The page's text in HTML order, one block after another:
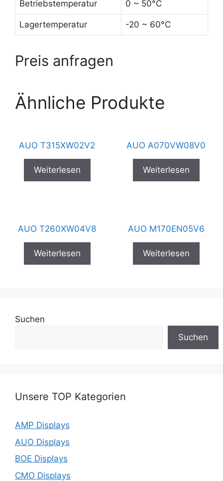
Betriebstemperatur 0 ~ 50°C
Lagertemperatur -20 ~ 60°C
Preis anfragen
Ähnliche Produkte
AUO T315XW02V2
Weiterlesen
AUO A070VW08V0
Weiterlesen
AUO T260XW04V8
Weiterlesen
AUO M170EN05V6
Weiterlesen
Suchen
Suchen
Unsere TOP Kategorien
AMP Displays
AUO Displays
BOE Displays
CMO Displays